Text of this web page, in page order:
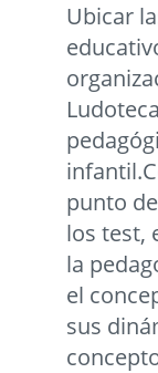
Ubicar
punto
los test,
la
el
sus